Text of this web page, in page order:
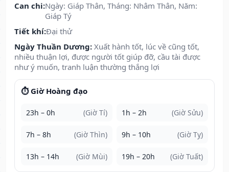
Can chi:Ngày: Giáp Thân, Tháng: Nhâm Thân, Năm:
Giáp Tý
Tiết khí:Đại thử
Ngày Thuần Dương: Xuất hành tốt, lúc về cũng tốt,
nhiều thuận lợi, được người tốt giúp đỡ, cầu tài được
như ý muốn, tranh luận thường thắng lợi
⏱️ Giờ Hoàng đạo
23h – 0h (Giờ Tí) 1h – 2h (Giờ Sửu)
7h – 8h (Giờ Thìn) 9h – 10h (Giờ Tỵ)
13h – 14h (Giờ Mùi) 19h – 20h (Giờ Tuất)